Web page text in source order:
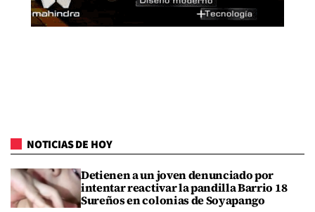
NOTICIAS DE HOY
Detienen a un joven denunciado por
intentar reactivar la pandilla Barrio 18
Sureños en colonias de Soyapango